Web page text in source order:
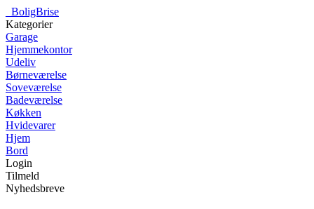
BoligBrise
Kategorier
Garage
Hjemmekontor
Udeliv
Børneværelse
Soveværelse
Badeværelse
Køkken
Hvidevarer
Hjem
Bord
Login
Tilmeld
Nyhedsbreve